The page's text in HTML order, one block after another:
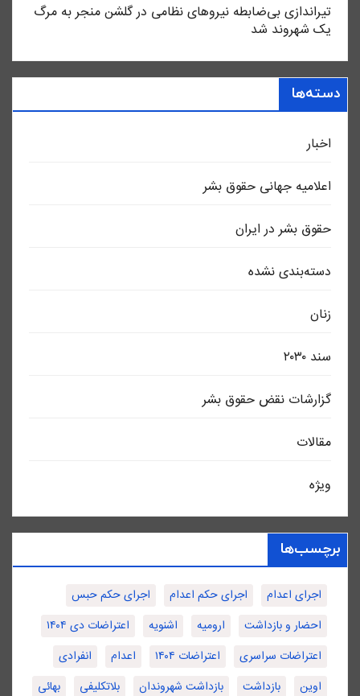
تیراندازی بی‌ضابطه نیروهای نظامی در گلشن منجر به مرگ
یک شهروند شد
دسته‌ها
اخبار
اعلاميه جهانی حقوق بشر
حقوق بشر در ایران
دسته‌بندی نشده
زنان
سند ٢٠٣٠
گزارشات نقض حقوق بشر
مقالات
ویژه
برچسب‌ها
اجرای اعدام اجرای حکم اعدام
اجرای حکم حبس
احضار و بازداشت
ارومیه اشنویه
اعتراضات دی ۱۴۰۴
اعتراضات سراسری
اعتراضات ۱۴۰۴ اعدام
انفرادی
اوین
بازداشت بازداشت شهروندان بلاتکلیفی بهائی